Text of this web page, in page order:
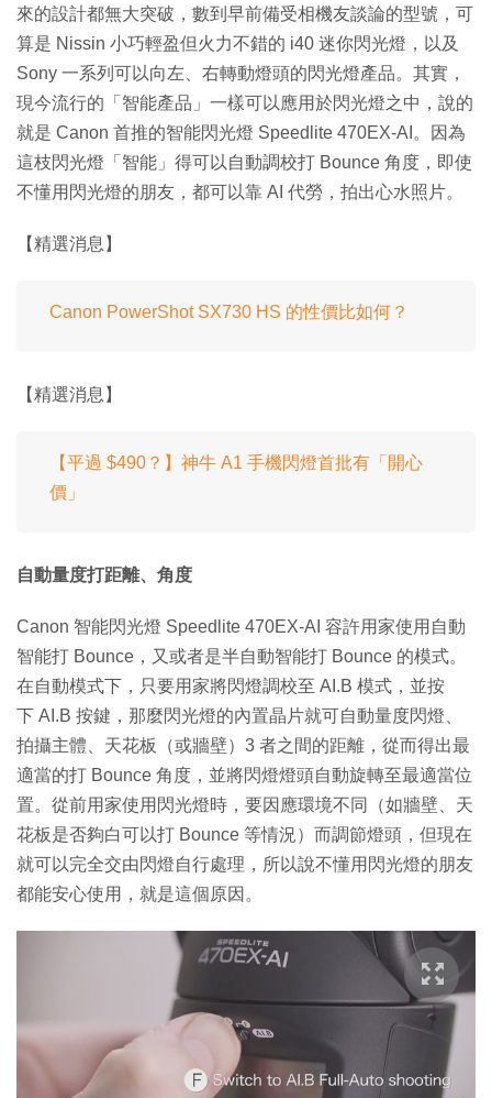
來的設計都無大突破，數到早前備受相機友談論的型號，可
算是 Nissin 小巧輕盈但火力不錯的 i40 迷你閃光燈，以及
Sony 一系列可以向左、右轉動燈頭的閃光燈產品。其實，
現今流行的「智能產品」一樣可以應用於閃光燈之中，說的
就是 Canon 首推的智能閃光燈 Speedlite 470EX-AI。因為
這枝閃光燈「智能」得可以自動調校打 Bounce 角度，即使
不懂用閃光燈的朋友，都可以靠 AI 代勞，拍出心水照片。
【精選消息】
Canon PowerShot SX730 HS 的性價比如何？
【精選消息】
【平過 $490？】神牛 A1 手機閃燈首批有「開心
價」
自動量度打距離、角度
Canon 智能閃光燈 Speedlite 470EX-AI 容許用家使用自動
智能打 Bounce，又或者是半自動智能打 Bounce 的模式。
在自動模式下，只要用家將閃燈調校至 AI.B 模式，並按
下 AI.B 按鍵，那麼閃光燈的內置晶片就可自動量度閃燈、
拍攝主體、天花板（或牆壁）3 者之間的距離，從而得出最
適當的打 Bounce 角度，並將閃燈燈頭自動旋轉至最適當位
置。從前用家使用閃光燈時，要因應環境不同（如牆壁、天
花板是否夠白可以打 Bounce 等情況）而調節燈頭，但現在
就可以完全交由閃燈自行處理，所以說不懂用閃光燈的朋友
都能安心使用，就是這個原因。